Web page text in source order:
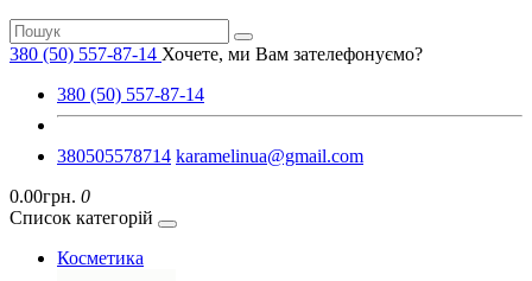
380 (50) 557-87-14 Хочете, ми Вам зателефонуємо?
380 (50) 557-87-14
380505578714 karamelinua@gmail.com
0.00грн. 0
Список категорій
Косметика